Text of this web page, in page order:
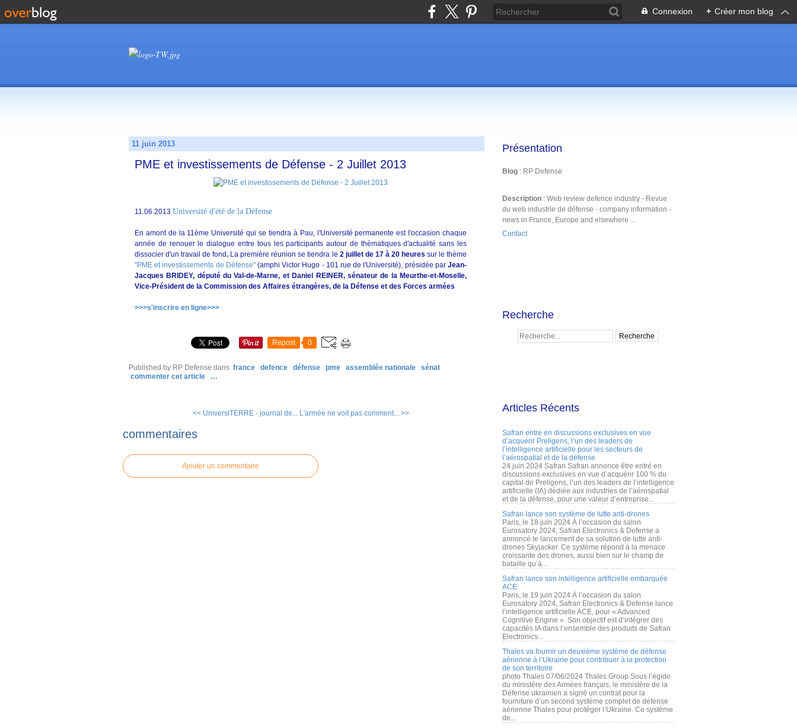
Connexion + Créer mon blog
11 juin 2013
PME et investissements de Défense - 2 Juillet 2013
11.06.2013 Université d'été de la Défense
En amont de la 11ème Université qui se tiendra à Pau, l'Université permanente est l'occasion chaque
année de renouer le dialogue entre tous les participants autour de thèmatiques d'actualité sans les
dissocier d'un travail de fond. La première réunion se tiendra le 2 juillet de 17 à 20 heures sur le thème
"PME et investissements de Défense"(amphi Victor Hugo - 101 rue de l'Université), présidée parJean-
Jacques BRIDEY, député du Val-de-Marne, et Daniel REINER, sénateur de la Meurthe-et-Moselle,
Vice-Président de la Commission des Affaires étrangères, de la Défense et des Forces armées
>>>s'inscrire en ligne>>>
Repost 0
Published by RP Defense dans france defence défense pme assemblée nationale
sénat
commenter cet article
…
<< UniversiTERRE - journal de... L'armée ne voit pas comment... >>
commentaires
Ajouter un commentaire
Présentation
Blog : RP Defense
Description : Web review defence industry - Revue
du web industrie de défense - company information -
news in France, Europe and elsewhere ...
Contact
Recherche
Articles Récents
Safran entre en discussions exclusives en vue
d’acquérir Preligens, l’un des leaders de
l’intelligence artificielle pour les secteurs de
l’aérospatial et de la défense
24 juin 2024 Safran Safran annonce être entré en
discussions exclusives en vue d’acquérir 100 % du
capital de Preligens, l’un des leaders de l’intelligence
artificielle (IA) dédiée aux industries de l’aérospatial
et de la défense, pour une valeur d’entreprise...
Safran lance son système de lutte anti-drones
Paris, le 18 juin 2024 À l’occasion du salon
Eurosatory 2024, Safran Electronics & Defense a
annoncé le lancement de sa solution de lutte anti-
drones Skyjacker. Ce système répond à la menace
croissante des drones, aussi bien sur le champ de
bataille qu’à...
Safran lance son intelligence artificielle embarquée
ACE
Paris, le 19 juin 2024 À l’occasion du salon
Eurosatory 2024, Safran Electronics & Defense lance
l’intelligence artificielle ACE, pour « Advanced
Cognitive Engine ». Son objectif est d’intégrer des
capacités IA dans l’ensemble des produits de Safran
Electronics...
Thales va fournir un deuxième système de défense
aérienne à l’Ukraine pour contribuer à la protection
de son territoire
photo Thales 07/06/2024 Thales Group Sous l’égide
du ministère des Armées français, le ministère de la
Défense ukrainien a signé un contrat pour la
fourniture d’un second système complet de défense
aérienne Thales pour protéger l’Ukraine. Ce système
de...